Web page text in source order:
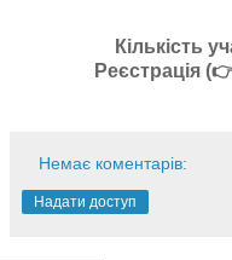
Кількість
Реєстрація
Немає коментарів:
Надати доступ